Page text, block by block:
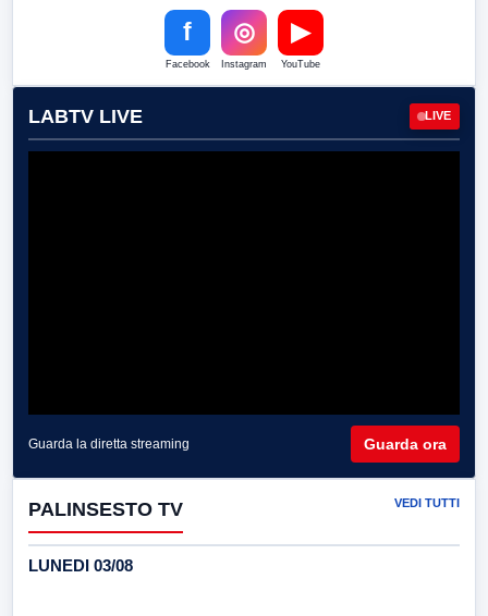
f
Facebook
◎
Instagram
▶
YouTube
LABTV LIVE LIVE
Guarda la diretta streaming Guarda ora
PALINSESTO TV VEDI TUTTI
LUNEDI 03/08